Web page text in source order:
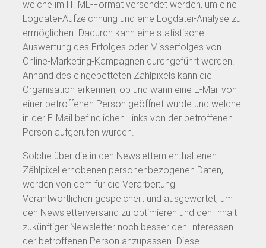
welche im HTML-Format versendet werden, um eine
Logdatei-Aufzeichnung und eine Logdatei-Analyse zu
ermöglichen. Dadurch kann eine statistische
Auswertung des Erfolges oder Misserfolges von
Online-Marketing-Kampagnen durchgeführt werden.
Anhand des eingebetteten Zählpixels kann die
Organisation erkennen, ob und wann eine E-Mail von
einer betroffenen Person geöffnet wurde und welche
in der E-Mail befindlichen Links von der betroffenen
Person aufgerufen wurden.
Solche über die in den Newslettern enthaltenen
Zählpixel erhobenen personenbezogenen Daten,
werden von dem für die Verarbeitung
Verantwortlichen gespeichert und ausgewertet, um
den Newsletterversand zu optimieren und den Inhalt
zukünftiger Newsletter noch besser den Interessen
der betroffenen Person anzupassen. Diese